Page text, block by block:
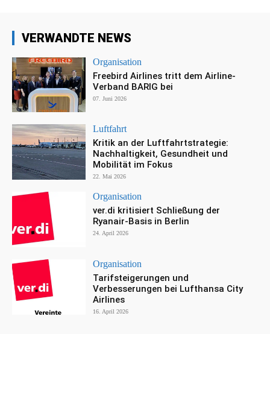
VERWANDTE NEWS
Organisation
Freebird Airlines tritt dem Airline-
Verband BARIG bei
07. Juni 2026
Luftfahrt
Kritik an der Luftfahrtstrategie:
Nachhaltigkeit, Gesundheit und
Mobilität im Fokus
22. Mai 2026
Organisation
ver.di kritisiert Schließung der
Ryanair-Basis in Berlin
24. April 2026
Organisation
Tarifsteigerungen und
Verbesserungen bei Lufthansa City
Airlines
16. April 2026